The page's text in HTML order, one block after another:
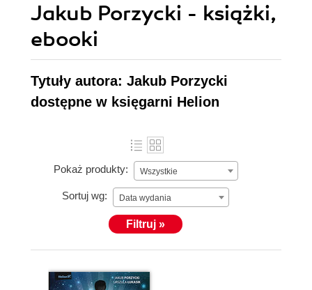
Jakub Porzycki - książki,
ebooki
Tytuły autora: Jakub Porzycki
dostępne w księgarni Helion
Pokaż produkty: Wszystkie
Sortuj wg: Data wydania
Filtruj »